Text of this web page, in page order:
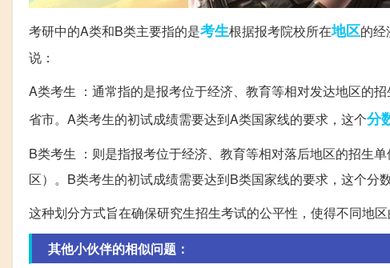
考研中的A类和B类主要指的是考生根据报考院校所在地区的
说：
A类考生 ：通常指的是报考位于经济、教育等相对发达地区的
省市。A类考生的初试成绩需要达到A类国家线的要求，这个分
B类考生 ：则是指报考位于经济、教育等相对落后地区的招生
区）。B类考生的初试成绩需要达到B类国家线的要求，这个分数
这种划分方式旨在确保研究生招生考试的公平性，使得不同地
其他小伙伴的相似问题：